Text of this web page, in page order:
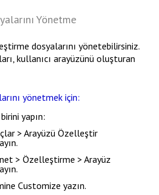
Yönetme
dosyalarını yönetebilirsiniz.
kullanıcı arayüzünü oluşturan
yönetmek için:
yapın:
> Arayüzü Özelleştir
> Özelleştirme > Arayüz
Customize yazın.